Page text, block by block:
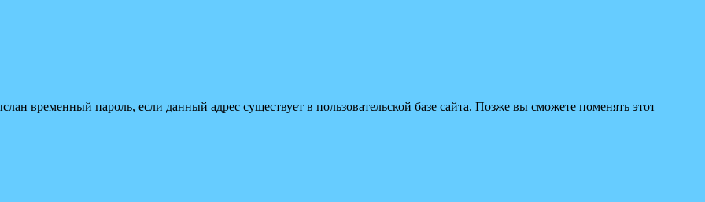
временный пароль, если данный адрес существует в пользовательской базе сайта. Позже вы сможете поменять этот